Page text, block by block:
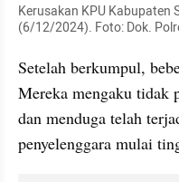
Kerusakan KPU Kabupaten
(6/12/2024). Foto: Dok.
Setelah berkumpul,
Mereka mengaku tidak
dan menduga telah
penyelenggara mulai